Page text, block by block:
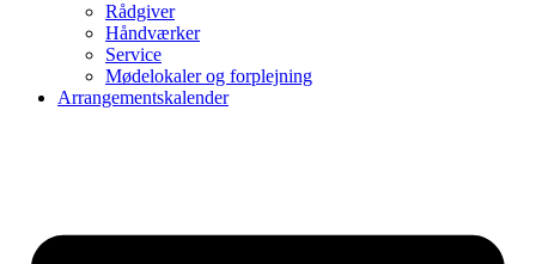
Rådgiver
Håndværker
Service
Mødelokaler og forplejning
Arrangementskalender